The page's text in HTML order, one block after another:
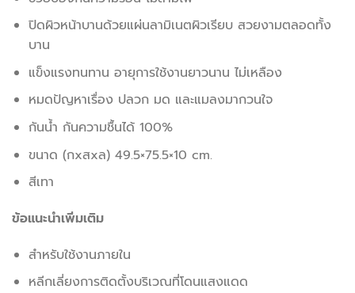
ปิดผิวหน้าบานด้วยแผ่นลามิเนตผิวเรียบ สวยงามตลอดทั้ง
บาน
แข็งแรงทนทาน อายุการใช้งานยาวนาน ไม่เหลือง
หมดปัญหาเรื่อง ปลวก มด และแมลงมากวนใจ
กันน้ำ กันความชื้นได้ 100%
ขนาด (กxสxล) 49.5×75.5×10 cm.
สีเทา
ข้อแนะนำเพิ่มเติม
สำหรับใช้งานภายใน
หลีกเลี่ยงการติดตั้งบริเวณที่โดนแสงแดด